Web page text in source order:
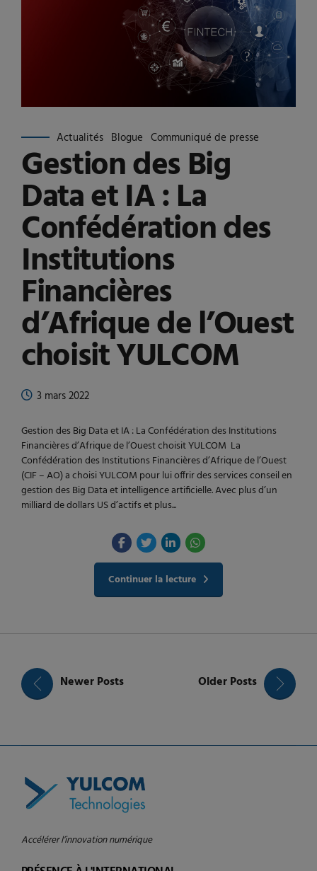
Actualités Blogue Communiqué de presse
Gestion des Big
Data et IA : La
Confédération des
Institutions
Financières
d’Afrique de l’Ouest
choisit YULCOM
3 mars 2022
Gestion des Big Data et IA : La Confédération des Institutions
Financières d’Afrique de l’Ouest choisit YULCOM La
Confédération des Institutions Financières d’Afrique de l’Ouest
(CIF – AO) a choisi YULCOM pour lui offrir des services conseil en
gestion des Big Data et intelligence artificielle. Avec plus d’un
milliard de dollars US d’actifs et plus...
Continuer la lecture
Newer Posts Older Posts
Accélérer l’innovation numérique